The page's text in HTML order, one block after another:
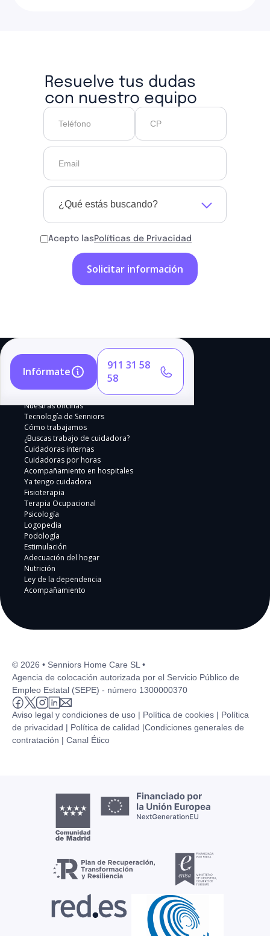
Resuelve tus dudas
con nuestro equipo
¿Qué estás buscando?
Acepto las Políticas de Privacidad
Infórmate
911 31 58
58
Nuestras oficinas
Tecnología de Senniors
Cómo trabajamos
¿Buscas trabajo de cuidadora?
Cuidadoras internas
Cuidadoras por horas
Acompañamiento en hospitales
Ya tengo cuidadora
Fisioterapia
Terapia Ocupacional
Psicología
Logopedia
Podología
Estimulación
Adecuación del hogar
Nutrición
Ley de la dependencia
Acompañamiento
© 2026 • Senniors Home Care SL •
Agencia de colocación autorizada por el Servicio Público de
Empleo Estatal (SEPE) - número 1300000370
Aviso legal y condiciones de uso | Política de cookies | Política
de privacidad | Política de calidad |Condiciones generales de
contratación | Canal Ético